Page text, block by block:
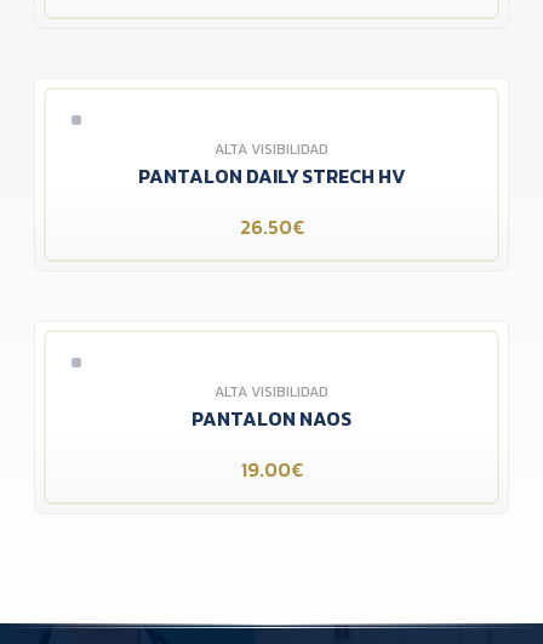
ALTA VISIBILIDAD
PANTALON DAILY STRECH HV
26.50€
ALTA VISIBILIDAD
PANTALON NAOS
19.00€